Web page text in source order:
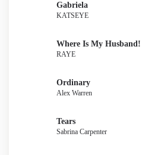
Gabriela
KATSEYE
Where Is My Husband!
RAYE
Ordinary
Alex Warren
Tears
Sabrina Carpenter